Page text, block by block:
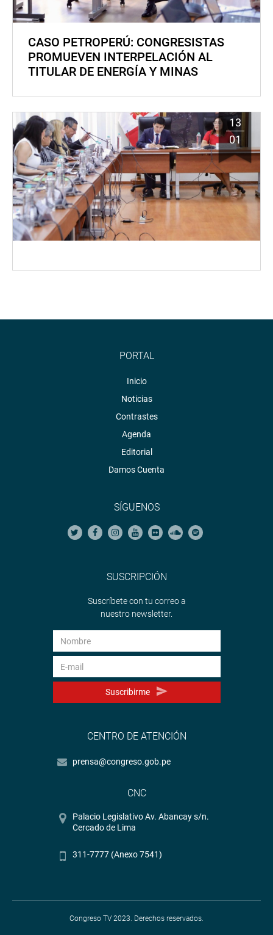
CASO PETROPERÚ: CONGRESISTAS
PROMUEVEN INTERPELACIÓN AL
TITULAR DE ENERGÍA Y MINAS
13
01
PORTAL
Inicio
Noticias
Contrastes
Agenda
Editorial
Damos Cuenta
SÍGUENOS
SUSCRIPCIÓN
Suscríbete con tu correo a
nuestro newsletter.
Suscribirme
CENTRO DE ATENCIÓN
prensa@congreso.gob.pe
CNC
Palacio Legislativo Av. Abancay s/n.
Cercado de Lima
311-7777 (Anexo 7541)
Congreso TV 2023. Derechos reservados.